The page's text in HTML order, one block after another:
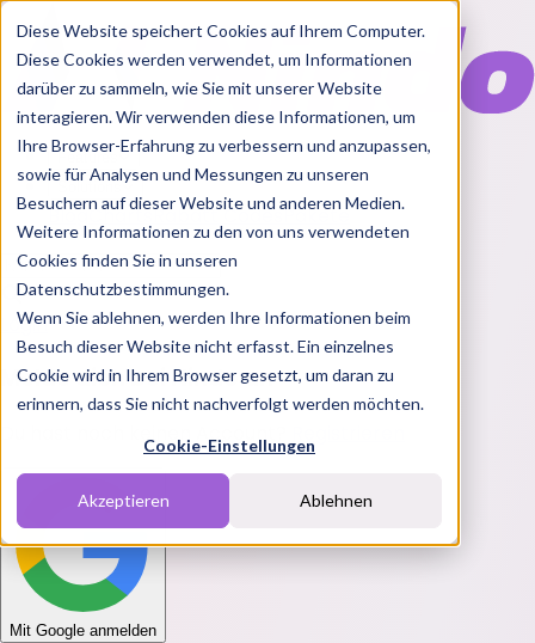
Diese Website speichert Cookies auf Ihrem Computer.
Diese Cookies werden verwendet, um Informationen
darüber zu sammeln, wie Sie mit unserer Website
interagieren. Wir verwenden diese Informationen, um
Ihre Browser-Erfahrung zu verbessern und anzupassen,
sowie für Analysen und Messungen zu unseren
Besuchern auf dieser Website und anderen Medien.
Weitere Informationen zu den von uns verwendeten
Cookies finden Sie in unseren
Datenschutzbestimmungen.
Wenn Sie ablehnen, werden Ihre Informationen beim
Besuch dieser Website nicht erfasst. Ein einzelnes
Cookie wird in Ihrem Browser gesetzt, um daran zu
erinnern, dass Sie nicht nachverfolgt werden möchten.
Cookie-Einstellungen
Akzeptieren Ablehnen
Features
Solutions
BlogChartsRabatt CodesPakete
Login
Melde dich bei Nindo an
Du hast noch keinen Account?
Mit Google anmelden